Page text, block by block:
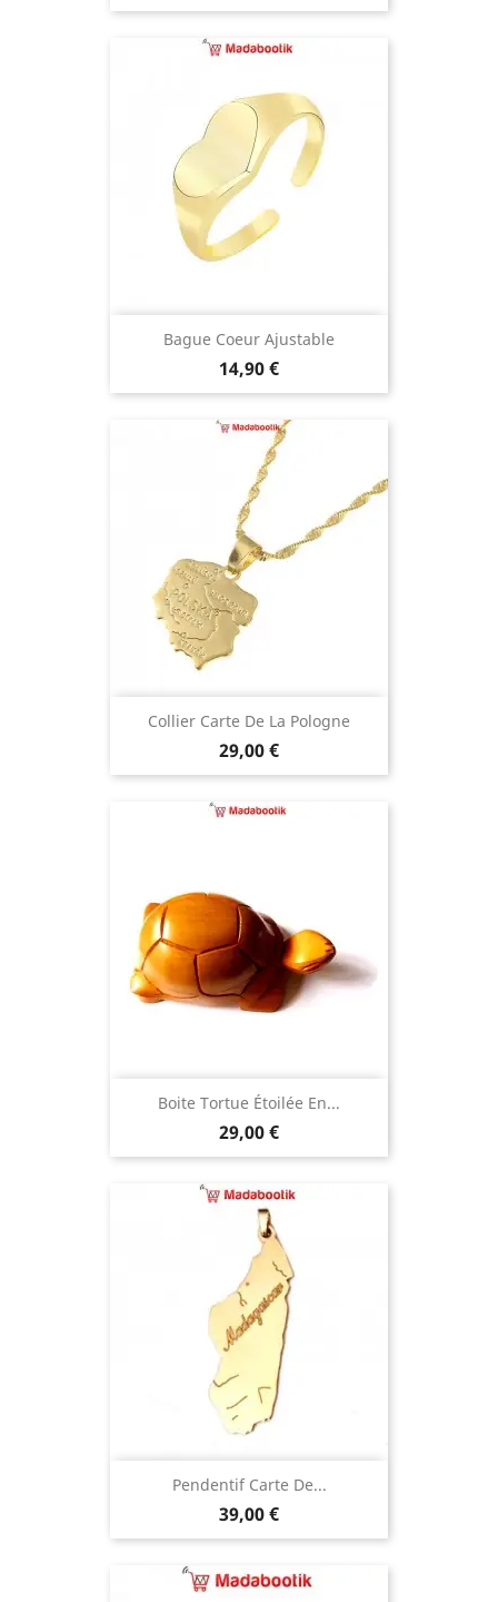
Bague Coeur Ajustable
Prix
14,90 €
Collier Carte De La Pologne
Prix
29,00 €
Boite Tortue Étoilée En...
Prix
29,00 €
Pendentif Carte De...
Prix
39,00 €